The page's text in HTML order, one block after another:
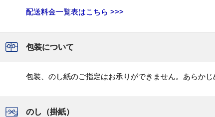
配送料金一覧表はこちら >>>
包装について
包装、のし紙のご指定はお承りができません。あらかじ
のし（掛紙）